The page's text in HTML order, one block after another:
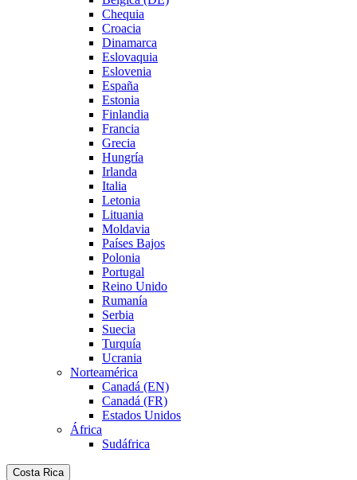
Chequia
Croacia
Dinamarca
Eslovaquia
Eslovenia
España
Estonia
Finlandia
Francia
Grecia
Hungría
Irlanda
Italia
Letonia
Lituania
Moldavia
Países Bajos
Polonia
Portugal
Reino Unido
Rumanía
Serbia
Suecia
Turquía
Ucrania
Norteamérica
Canadá (EN)
Canadá (FR)
Estados Unidos
África
Sudáfrica
Costa Rica